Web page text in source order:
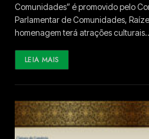
Comunidades” é promovido pelo
Parlamentar de Comunidades,
homenagem terá atrações
LEIA MAIS